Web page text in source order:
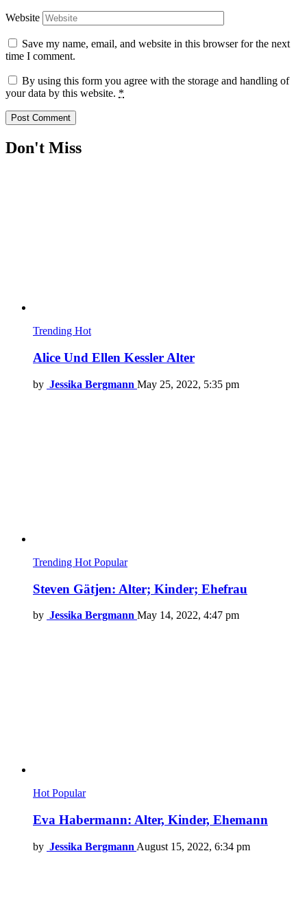
Website
Save my name, email, and website in this browser for the next
time I comment.
By using this form you agree with the storage and handling of
your data by this website. *
Don't Miss
Trending Hot
Alice Und Ellen Kessler Alter
by Jessika Bergmann May 25, 2022, 5:35 pm
Trending Hot Popular
Steven Gätjen: Alter; Kinder; Ehefrau
by Jessika Bergmann May 14, 2022, 4:47 pm
Hot Popular
Eva Habermann: Alter, Kinder, Ehemann
by Jessika Bergmann August 15, 2022, 6:34 pm